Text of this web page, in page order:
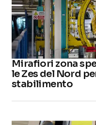
Mirafiori zona
le Zes del Nord
stabilimento